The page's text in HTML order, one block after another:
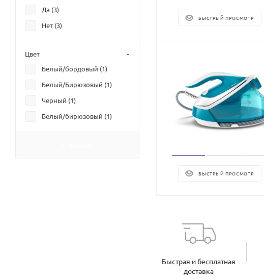
БЫСТРЫЙ ПРОСМОТР
БЫСТРЫЙ ПРОСМОТР
Быстрая и бесплатная
доставка
Да (3)
Нет (3)
Цвет
Белый/бордовый (1)
Белый/Бирюзовый (1)
Черный (1)
Белый/бирюзовый (1)